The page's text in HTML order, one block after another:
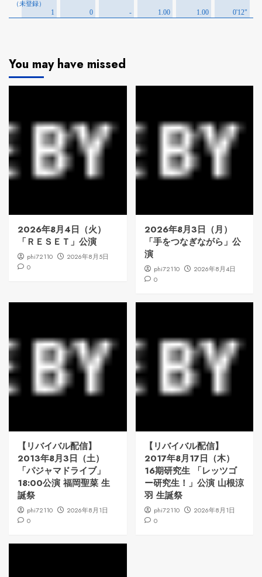
You may have missed
2026年8月4日（火）
「ＲＥＳＥＴ」公演
phi72110
2026年8月5日
0
2026年8月3日（月）
「手をつなぎながら」公
演
phi72110
2026年8月4日
0
【リバイバル配信】
2013年8月3日（土）
「パジャマドライブ」
18:00公演 福岡聖菜 生
誕祭
phi72110
2026年8月1日
0
【リバイバル配信】
2017年8月17日（木）
16期研究生 「レッツゴ
ー研究生！」公演 山根涼
羽 生誕祭
phi72110
2026年8月1日
0